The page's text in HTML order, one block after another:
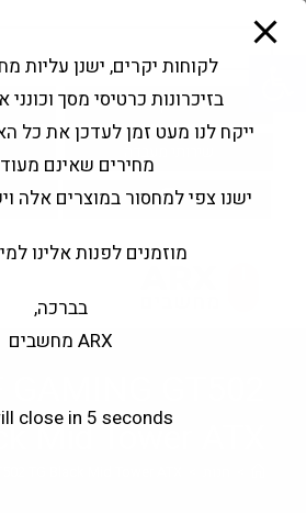
פתח סרגל נגישות
Products
search
החשבון שלי
Mid Tower ATX
לקוחות יקרים, ישנן עליות
בזיכרונות כרטיסי מסך וכונני
ייקח לנו מעט זמן לעדכן את כל
מחירים שאינם
ישנו צפי למחסור במוצרים אלה
מוזמנים לפנות אלינו
בברכה,
ARX מחשבים
close in 4 seconds